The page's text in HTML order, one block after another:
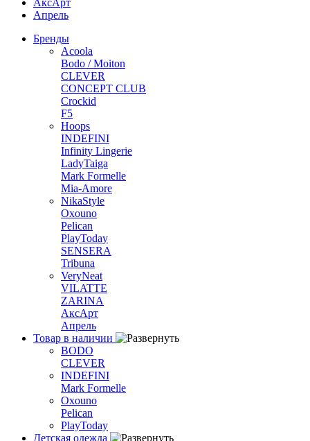
АксАрт
Апрель
Бренды
Acoola
Bodo / Moiton
CLEVER
CONCEPT CLUB
Crockid
F5
Hoops
INDEFINI
Infinity Lingerie
LadyTaiga
Mark Formelle
Mia-Amore
NikaStyle
Oxouno
Pelican
PlayToday
SENSERA
Tribuna
VeryNeat
VILATTE
ZARINA
АксАрт
Апрель
Товар в наличии
BODO
CLEVER
INDEFINI
Mark Formelle
Oxouno
Pelican
PlayToday
Детская одежда